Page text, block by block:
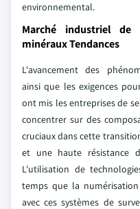
environnemental.
Marché industriel
minéraux Tendances
L'avancement des
ainsi que les exigences
ont mis les entreprises de
concentrer sur des
cruciaux dans cette
et une haute résistance
L'utilisation de
temps que la
avec ces systèmes de